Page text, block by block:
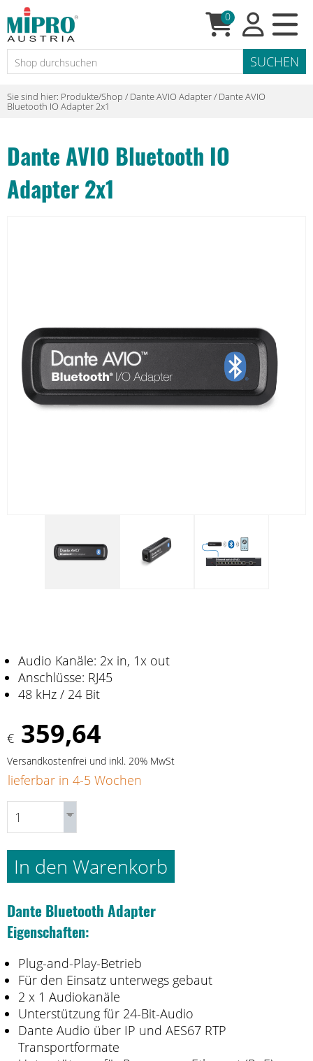
0
Sie sind hier: Produkte/Shop / Dante AVIO Adapter/ Dante AVIO
Bluetooth IO Adapter 2x1
Dante AVIO Bluetooth IO
Adapter 2x1
Audio Kanäle: 2x in, 1x out
Anschlüsse: RJ45
48 kHz / 24 Bit
€ 359,64
Versandkostenfrei und inkl. 20% MwSt
lieferbar in 4-5 Wochen
In den Warenkorb
Dante Bluetooth Adapter
Eigenschaften:
Plug-and-Play-Betrieb
Für den Einsatz unterwegs gebaut
2 x 1 Audiokanäle
Unterstützung für 24-Bit-Audio
Dante Audio über IP und AES67 RTP
Transportformate